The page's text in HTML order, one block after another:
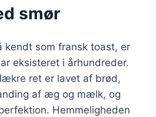
smør
kendt som fransk toast, er
eksisteret i århundreder.
ret er lavet af brød,
af æg og mælk, og
Hemmeligheden